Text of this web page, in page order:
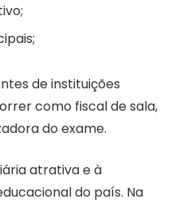
de instituições
como fiscal de sala,
do exame.
atrativa e à
do país. Na